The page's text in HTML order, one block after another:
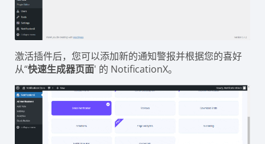
激活插件后，您可以添加新的通知警报并根据您的喜好
从“快速生成器页面' 的 NotificationX。